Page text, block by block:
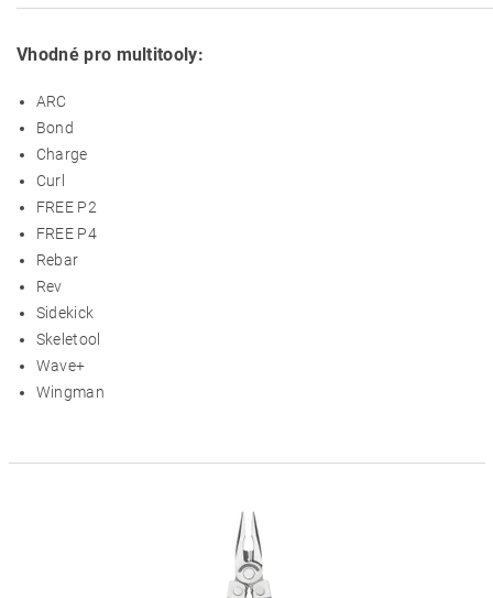
Vhodné pro multitooly:
ARC
Bond
Charge
Curl
FREE P2
FREE P4
Rebar
Rev
Sidekick
Skeletool
Wave+
Wingman